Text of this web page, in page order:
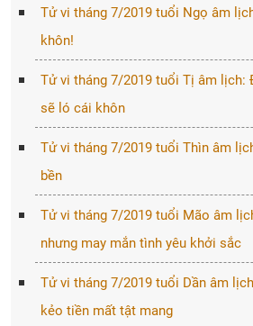
Tử vi tháng 7/2019 tuổi Ngọ âm
khôn!
Tử vi tháng 7/2019 tuổi Tị âm lịch:
sẽ ló cái khôn
Tử vi tháng 7/2019 tuổi Thìn âm
bền
Tử vi tháng 7/2019 tuổi Mão âm
nhưng may mắn tình yêu khởi sắc
Tử vi tháng 7/2019 tuổi Dần âm
kẻo tiền mất tật mang